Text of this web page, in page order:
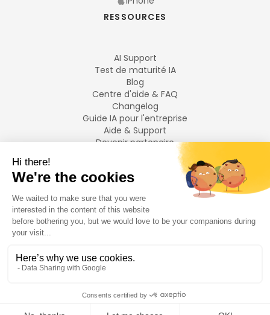
RESSOURCES
AI Support
Test de maturité IA
Blog
Centre d'aide & FAQ
Changelog
Guide IA pour l'entreprise
Aide & Support
Devenir partenaire
LANGUES
Français
English
2026Swiftask. Tous droits réservés.